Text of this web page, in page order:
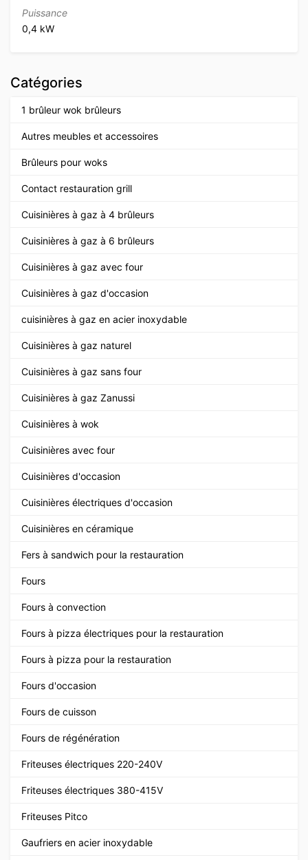
Puissance
0,4 kW
Catégories
1 brûleur wok brûleurs
Autres meubles et accessoires
Brûleurs pour woks
Contact restauration grill
Cuisinières à gaz à 4 brûleurs
Cuisinières à gaz à 6 brûleurs
Cuisinières à gaz avec four
Cuisinières à gaz d'occasion
cuisinières à gaz en acier inoxydable
Cuisinières à gaz naturel
Cuisinières à gaz sans four
Cuisinières à gaz Zanussi
Cuisinières à wok
Cuisinières avec four
Cuisinières d'occasion
Cuisinières électriques d'occasion
Cuisinières en céramique
Fers à sandwich pour la restauration
Fours
Fours à convection
Fours à pizza électriques pour la restauration
Fours à pizza pour la restauration
Fours d'occasion
Fours de cuisson
Fours de régénération
Friteuses électriques 220-240V
Friteuses électriques 380-415V
Friteuses Pitco
Gaufriers en acier inoxydable